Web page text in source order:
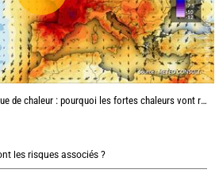
: pourquoi les fortes chaleurs vont rapidement revenir en France
les risques associés ?